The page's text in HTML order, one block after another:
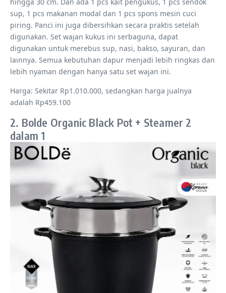
sup, 1 pcs makanan modal dan 1 pcs spons mesin cuci
piring. Panci ini juga dibersihkan secara praktis setelah
digunakan. Set wajan kukus ini serbaguna, dapat
digunakan untuk merebus sup, nasi, bakso, sayuran, dan
lainnya. Semua kebutuhan dapur menjadi lebih ringkas dan
lebih nyaman dengan hanya satu set wajan ini.
Harga: Sekitar Rp1.010.000, sedangkan harga jualnya
adalah Rp459.100
2. Bolde Organic Black Pot + Steamer 2
dalam 1